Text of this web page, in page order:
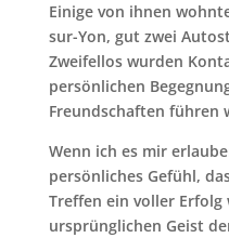
Einige von ihnen
sur-Yon, gut zwei
Zweifellos wurden
persönlichen
Freundschaften führen
Wenn ich es mir
persönliches Gefühl,
Treffen ein voller Erfolg
ursprünglichen Geist